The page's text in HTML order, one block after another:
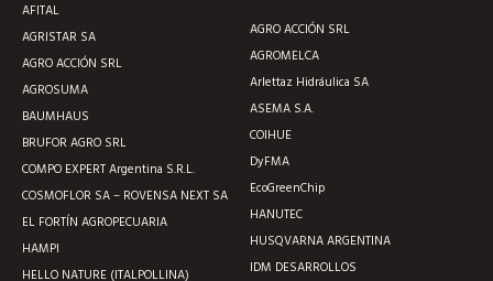
AFITAL
AGRISTAR SA
AGRO ACCIÓN SRL
AGROSUMA
BAUMHAUS
BRUFOR AGRO SRL
COMPO EXPERT Argentina S.R.L.
COSMOFLOR SA – ROVENSA NEXT SA
EL FORTÍN AGROPECUARIA
HAMPI
HELLO NATURE (ITALPOLLINA)
AGRO ACCIÓN SRL
AGROMELCA
Arlettaz Hidráulica SA
ASEMA S.A.
COIHUE
DyFMA
EcoGreenChip
HANUTEC
HUSQVARNA ARGENTINA
IDM DESARROLLOS